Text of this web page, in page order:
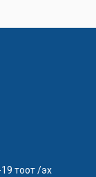
19 тоот /эх